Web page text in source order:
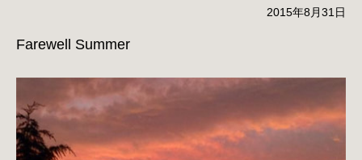
2015年8月31日
Farewell Summer